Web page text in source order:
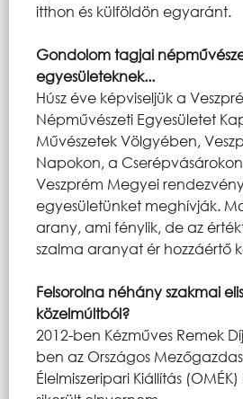
itthon és külföldön egyaránt.
Gondolom tagjai
egyesületeknek...
Húsz éve képviseljük a
Népművészeti Egyesületet
Művészetek Völgyében,
Napokon, a
Veszprém Megyei
egyesületünket meghívják.
arany, ami fénylik, de az
szalma aranyat ér hozzáértő
Felsorolna néhány szakmai
közelmúltból?
2012-ben Kézműves Remek
ben az Országos
Élelmiszeripari Kiállítás